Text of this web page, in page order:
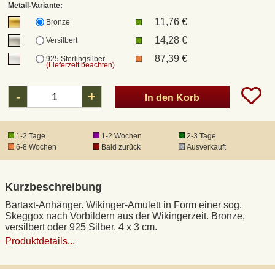
Metall-Variante:
Bronze
11,76 €
Versilbert 14,28 €
925 Sterlingsilber
(Lieferzeit beachten)
87,39 €
- + In den Korb
1-2 Tage 1-2 Wochen
2-3 Tage
6-8 Wochen
Bald zurück Ausverkauft
Kurzbeschreibung
Bartaxt-Anhänger. Wikinger-Amulett in Form einer sog.
Skeggox nach Vorbildern aus der Wikingerzeit. Bronze,
versilbert oder 925 Silber. 4 x 3 cm.
Produktdetails...
DPD
DHL Kleinpaket
DHL Express
Produkthaftung
Widerrufsrecht
Anfertigung von Museumsrepliken